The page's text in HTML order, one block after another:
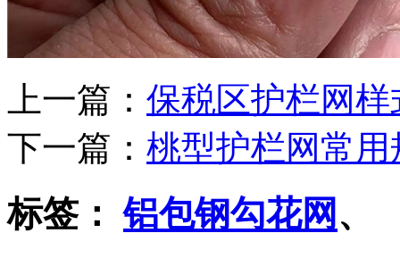
上一篇： 保税区护栏网样
下一篇： 桃型护栏网常
标签：铝包钢勾花网 、